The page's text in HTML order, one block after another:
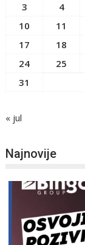
3
4
10
11
17
18
24
25
31
« jul
Najnovije